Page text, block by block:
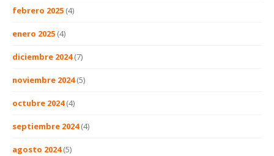
febrero 2025 (4)
enero 2025 (4)
diciembre 2024(7)
noviembre 2024(5)
octubre 2024(4)
septiembre 2024(4)
agosto 2024(5)